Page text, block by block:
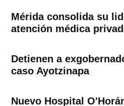
Mérida consolida su
atención médica
Detienen a
caso Ayotzinapa
Nuevo Hospital